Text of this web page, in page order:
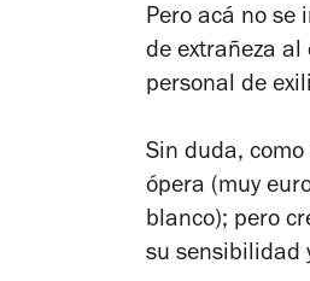
Pero acá no se
de extrañeza
personal de
Sin duda,
ópera (muy
blanco); pero
su sensibilidad